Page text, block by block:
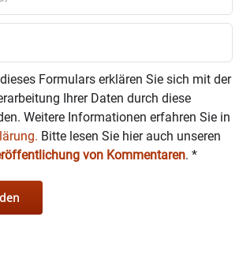
Formulars erklären Sie sich mit der
Ihrer Daten durch diese
Weitere Informationen erfahren Sie in
Bitte lesen Sie hier auch unseren
von Kommentaren. *